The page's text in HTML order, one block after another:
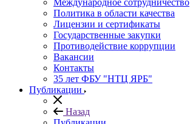
Международное сотрудничество
Политика в области качества
Лицензии и сертификаты
Государственные закупки
Противодействие коррупции
Вакансии
Контакты
35 лет ФБУ "НТЦ ЯРБ"
Публикации
Назад